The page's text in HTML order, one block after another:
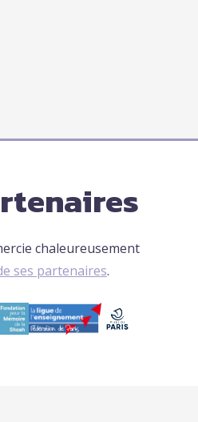
chaleureusement
ses partenaires.